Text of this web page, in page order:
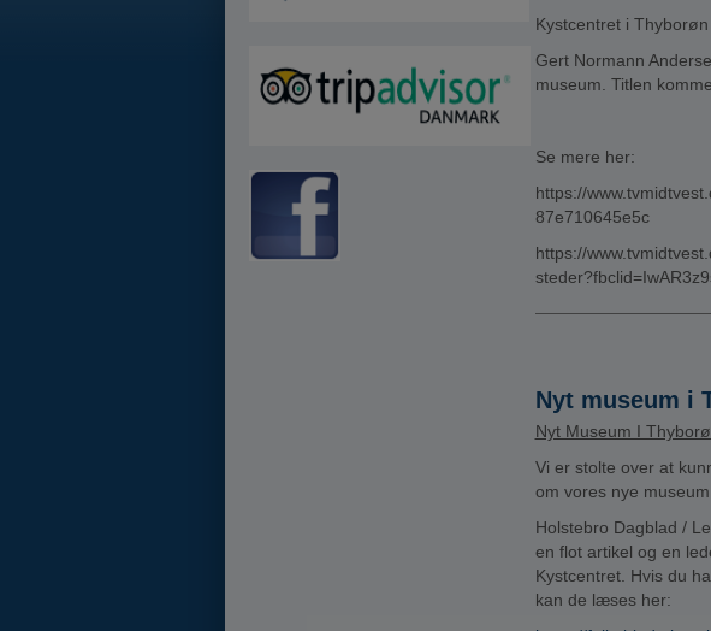
Kystcentret i
Gert Normann
museum. Titlen
Se mere her:
https://
87e710645e5c
https://
Nyt museum i
Nyt Museum I
Vi er stolte over at
om vores nye
Holstebro Dagblad /
en flot artikel og en
Kystcentret. Hvis du
kan de læses her: